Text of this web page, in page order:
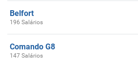
Belfort
196 Salários
Comando G8
147 Salários